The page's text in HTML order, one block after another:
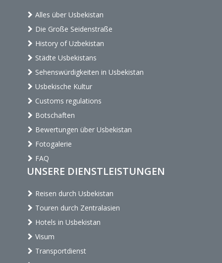
Alles über Usbekistan
Die Große Seidenstraße
History of Uzbekistan
Städte Usbekistans
Sehenswürdigkeiten in Usbekistan
Usbekische Kultur
Customs regulations
Botschaften
Bewertungen über Usbekistan
Fotogalerie
FAQ
UNSERE DIENSTLEISTUNGEN
Reisen durch Usbekistan
Touren durch Zentralasien
Hotels in Usbekistan
Visum
Transportdienst